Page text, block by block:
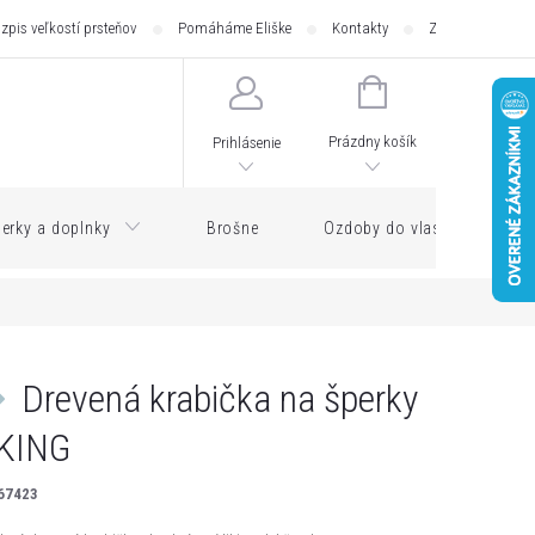
veľkostí prsteňov Pomáháme Eliške Kontakty Zásilkovna -
Prihlásenie
NÁKUPNÝ
Prázdny košík
a doplnky Brošne Ozdoby do vlasov
Drevená krabička na šperky